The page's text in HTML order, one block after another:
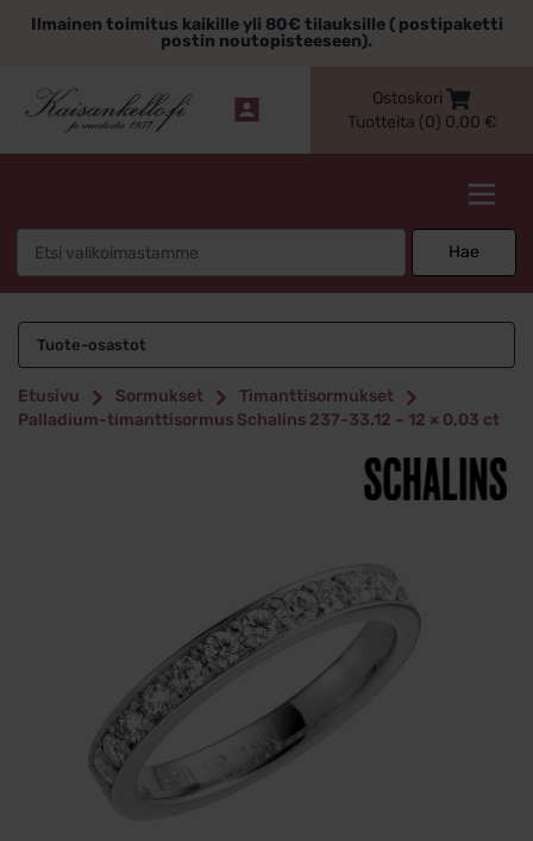
sisältöönIlmainen toimitus kaikille yli 80€ tilauksille ( postipaketti
postin noutopisteeseen).
Ostoskori
Tuotteita (0) 0,00 €
Hae
Tuote-osastot
Etusivu Sormukset
Timanttisormukset
Palladium-timanttisormus Schalins 237-33.12 – 12 × 0,03 ct